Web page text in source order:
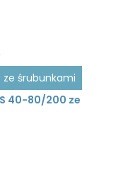
śrubunkami
40-80/200 ze